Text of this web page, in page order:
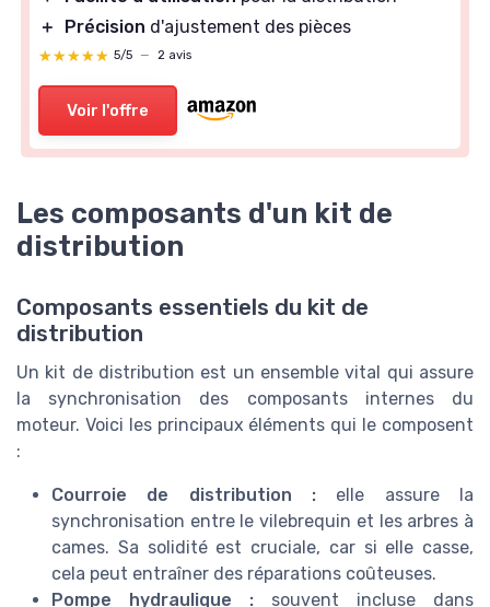
＋
Précision d'ajustement des pièces
★★★★★
★★★★★ 5/5 — 2 avis
Voir l'offre
Les composants d'un kit de
distribution
Composants essentiels du kit de
distribution
Un kit de distribution est un ensemble vital qui assure
la synchronisation des composants internes du
moteur. Voici les principaux éléments qui le composent
:
Courroie de distribution : elle assure la
synchronisation entre le vilebrequin et les arbres à
cames. Sa solidité est cruciale, car si elle casse,
cela peut entraîner des réparations coûteuses.
Pompe hydraulique : souvent incluse dans